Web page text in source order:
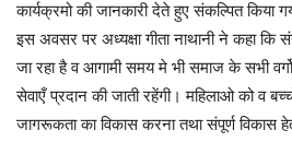
कार्यक्रमो की जानकारी देते हुए संकल्पित किया
इस अवसर पर अध्यक्षा गीता नाथानी ने कहा कि
जा रहा है व आगामी समय मे भी समाज के सभी
सेवाएँ प्रदान की जाती रहेंगी। महिलाओ को व
जागरूकता का विकास करना तथा संपूर्ण विकास